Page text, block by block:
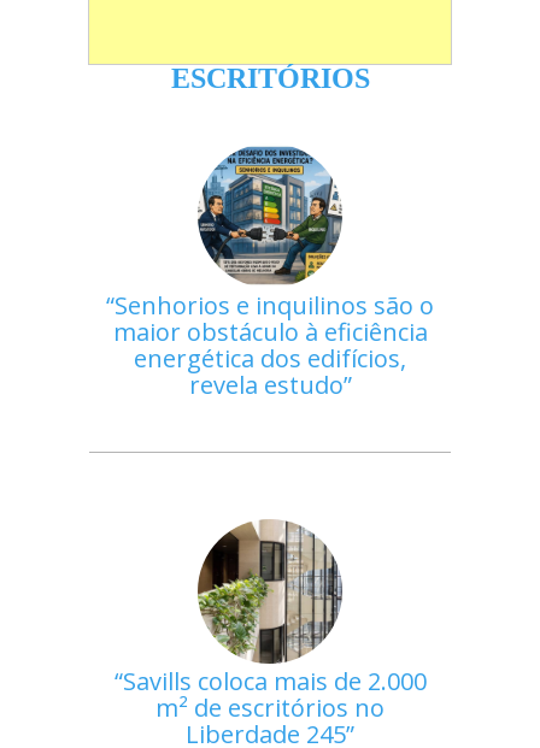
ESCRITÓRIOS
Senhorios e inquilinos são o
maior obstáculo à eficiência
energética dos edifícios,
revela estudo
Savills coloca mais de 2.000
m² de escritórios no
Liberdade 245